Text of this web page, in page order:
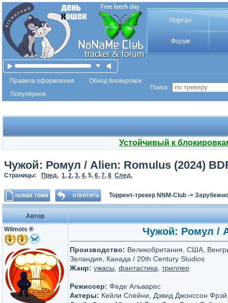
Портал
Форум
Правила оформления
Обход блокировок
Популярное
Поиск :
Устойчивый к
Чужой: Ромул / Alien: Romulus (2024)
Страницы: Пред. 1, 2, 3, 4, 5, 6, 7, 8 След.
Торрент-трекер NNM-Club ->
Автор
Wilmots ® Чужой: Ромул /
Производство: Великобритания, США,
Зеландия, Канада / 20th Century Studios
Жанр: ужасы фантастика триллер
Режиссер: Феде Альварес
Актеры: Кейли Спейни, Дэвид Джонссон